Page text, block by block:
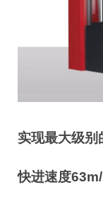
实现最大级别
快进速度